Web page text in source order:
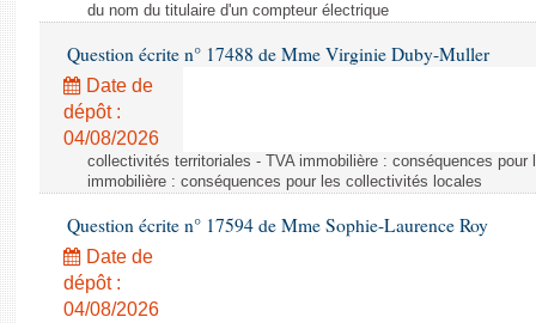
du nom du titulaire d'un compteur électrique
Question écrite n° 17488 de Mme Virginie Duby-Muller
Date de
dépôt :
04/08/2026
collectivités territoriales - TVA immobilière : conséquences
immobilière : conséquences pour les collectivités locales
Question écrite n° 17594 de Mme Sophie-Laurence Roy
Date de
dépôt :
04/08/2026